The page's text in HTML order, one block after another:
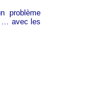
problème
… avec les